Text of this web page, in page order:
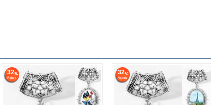
32 32